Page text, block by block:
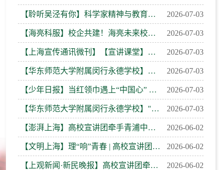
【聆听吴泾有你】科学家精神与教育家精神双向奔赴！华东师大未来教师如何在吴泾上好“大思政课”？ 2026-07-03
【海亮科服】校企共建！海亮未来校长班来了 2026-07-03
【上海宣传通讯微刊】【宣讲课堂】科学家精神与教育家精神双向奔赴！华东师大未来教师如何在吴泾上好“大思... 2026-07-03
【华东师范大学附属闵行永德学校】第1529期：探秘蓝天 “隐形侠”，种下航空报国梦！——科技节系列活动 2026-07-03
【少年日报】当红领巾遇上“中国心” 雏鹰展翼逐梦蓝天 2026-07-03
【华东师范大学附属闵行永德学校】"第1511期：雏鹰展翼逐梦蓝天 红领巾点亮航空梦——2026年华师永德新队员入... 2026-07-03
【澎湃上海】高校宣讲团牵手青浦中小学，理“响”之声在文明校园里畅想青春未来 2026-06-02
【文明上海】理“响”青春 | 高校宣讲团牵手青浦中小学，理“响”之声在文明校园里畅想青春未来 2026-06-02
【上观新闻·新民晚报】高校宣讲团牵手青浦中小学，理“响”之声在文明校园里畅想青春未来 2026-06-02